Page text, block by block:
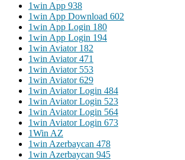
1win App 938
1win App Download 602
1win App Login 180
1win App Login 194
1win Aviator 182
1win Aviator 471
1win Aviator 553
1win Aviator 629
1win Aviator Login 484
1win Aviator Login 523
1win Aviator Login 564
1win Aviator Login 673
1Win AZ
1win Azerbaycan 478
1win Azerbaycan 945